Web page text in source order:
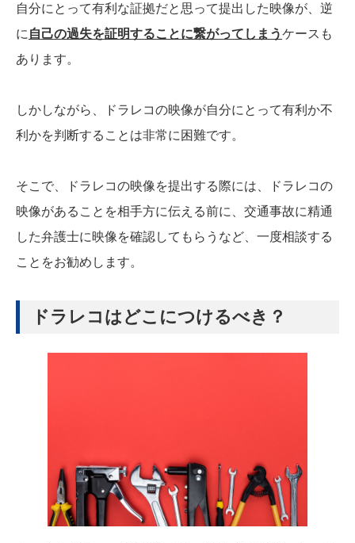
自分にとって有利な証拠だと思って提出した映像が、逆
に 自己の過失を証明することに繋がってしまうケースも
あります。
しかしながら、ドラレコの映像が自分にとって有利か不
利かを判断することは非常に困難です。
そこで、ドラレコの映像を提出する際には、ドラレコの
映像があることを相手方に伝える前に、交通事故に精通
した弁護士に映像を確認してもらうなど、一度相談する
ことをお勧めします。
ドラレコはどこにつけるべき？